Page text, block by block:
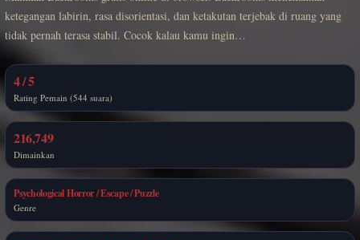
ketegangan labirin, rasa disorientasi, dan ketakutan terjebak di ruang yang
tidak pernah terasa stabil. Cocok kalau kamu ingin…
4 / 5
Rating Pemain (544 suara)
216,749
Dimainkan
Psychological Horror / Escape / Puzzle
Genre